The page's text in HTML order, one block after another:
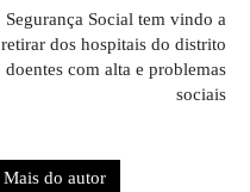
Segurança Social tem vindo a
retirar dos hospitais do distrito
doentes com alta e problemas
sociais
Mais do autor